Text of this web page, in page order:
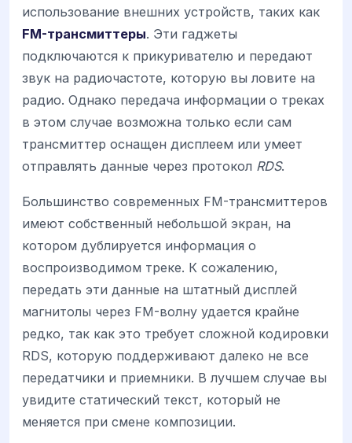
использование внешних устройств, таких как
FM-трансмиттеры. Эти гаджеты
подключаются к прикуривателю и передают
звук на радиочастоте, которую вы ловите на
радио. Однако передача информации о треках
в этом случае возможна только если сам
трансмиттер оснащен дисплеем или умеет
отправлять данные через протокол RDS.
Большинство современных FM-трансмиттеров
имеют собственный небольшой экран, на
котором дублируется информация о
воспроизводимом треке. К сожалению,
передать эти данные на штатный дисплей
магнитолы через FM-волну удается крайне
редко, так как это требует сложной кодировки
RDS, которую поддерживают далеко не все
передатчики и приемники. В лучшем случае вы
увидите статический текст, который не
меняется при смене композиции.